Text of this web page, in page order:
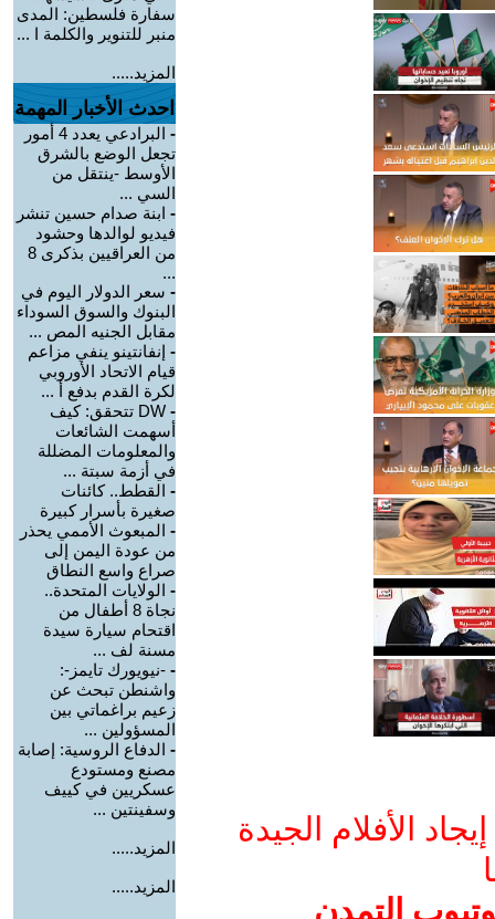
الأفلام الجيدة
التمدن
سفارة فلسطين: المدى
منبر للتنوير والكلمة ا ...
المزيد.....
احدث الأخبار المهمة
-
البرادعي يعدد 4 أمور
تجعل الوضع بالشرق
الأوسط -ينتقل من
السي ...
- ابنة صدام حسين تنشر
فيديو لوالدها وحشود
من العراقيين بذكرى 8
...
- سعر الدولار اليوم في
البنوك والسوق السوداء
مقابل الجنيه المص ...
- إنفانتينو ينفي مزاعم
قيام الاتحاد الأوروبي
لكرة القدم بدفع أ ...
-
DW تتحقق: كيف
أسهمت الشائعات
والمعلومات المضللة
في أزمة سبتة ...
- القطط.. كائنات
صغيرة بأسرار كبيرة
- المبعوث الأممي يحذر
من عودة اليمن إلى
صراع واسع النطاق
- الولايات المتحدة..
نجاة 8 أطفال من
اقتحام سيارة سيدة
مسنة لف ...
- -نيويورك تايمز-:
واشنطن تبحث عن
زعيم براغماتي بين
المسؤولين ...
- الدفاع الروسية: إصابة
مصنع ومستودع
عسكريين في كييف
وسفينتين ...
المزيد.....
المزيد.....